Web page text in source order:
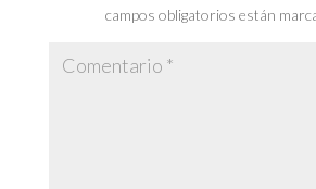
campos obligatorios están